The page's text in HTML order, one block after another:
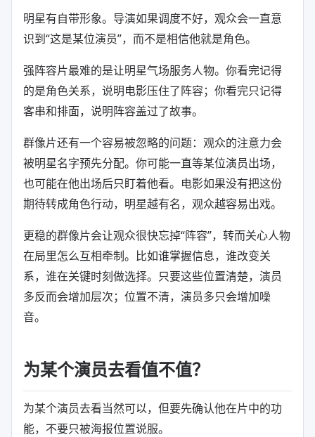
明星有自带形象。导演如果调度不好，观众会一直意
识到“这是某位演员”，而不是相信他就是角色。
强阵容片最难的是让明星气场服务人物。你看完记得
的是角色关系，说明电影压住了阵容；你看完只记得
客串和排面，说明阵容盖过了故事。
群像片还有一个容易被忽略的问题：观众的注意力会
被明星名字预先分配。你可能一直等某位演员出场，
也可能在他出场后只盯着他看。电影如果没有把这份
期待转成角色行动，明星越有名，观众越容易出戏。
更稳的群像片会让观众很快忘掉“阵容”，转而关心人物
在局里怎么互相牵制。比如谁掌握信息，谁改变关
系，谁在关键时刻做选择。只要这些位置清楚，演员
多反而会增加层次；位置不清，演员多只会增加噪
音。
为某个演员去看值不值？
为某个演员去看当然可以，但要先确认他在片中的功
能，不要只被海报位置说服。